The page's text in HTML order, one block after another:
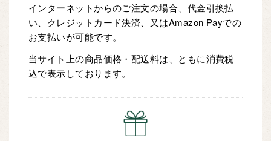
インターネットからのご注文の場合、代金引換払
い、クレジットカード決済、又はAmazon Payでの
お支払いが可能です。
当サイト上の商品価格・配送料は、ともに消費税
込で表示しております。